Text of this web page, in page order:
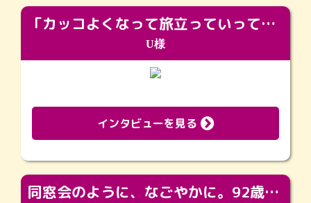
「カッコよくなって旅立っていってくれました（笑）もっとカッコいいって言ってあげればよかったな」
U様
インタビューを見る
同窓会のように、なごやかに。92歳の旅立ちを彩った、再会と感謝の場